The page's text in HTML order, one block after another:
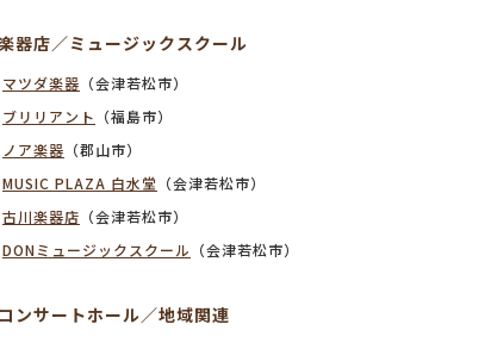
器店／ミュージックスクール
マツダ楽器 （会津若松市）
ブリリアント （福島市）
ノア楽器 （郡山市）
MUSIC PLAZA 白水堂 （会津若松市）
古川楽器店 （会津若松市）
DONミュージックスクール （会津若松市）
コンサートホール／地域関連